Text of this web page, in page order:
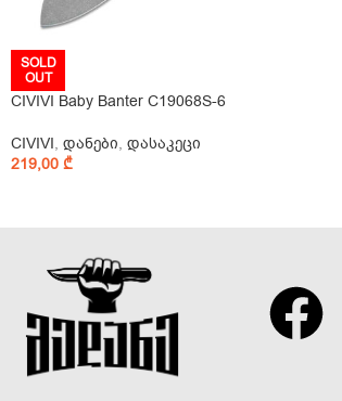
SOLD
OUT
CIVIVI Baby Banter C19068S-6
CIVIVI, დანები, დასაკეცი
219,00 ₾